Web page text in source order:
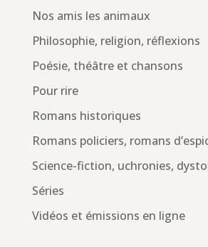
Nos amis les animaux
Philosophie, religion, réflexions
Poésie, théâtre et chansons
Pour rire
Romans historiques
Romans policiers, romans
Science-fiction, uchronies,
Séries
Vidéos et émissions en ligne